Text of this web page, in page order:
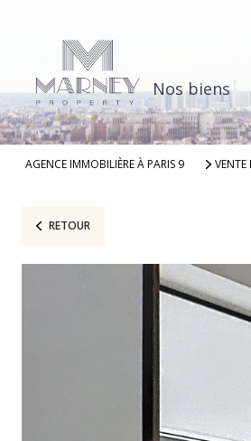
Nos biens
AGENCE IMMOBILIÈRE À PARIS 9 VENTE
RETOUR